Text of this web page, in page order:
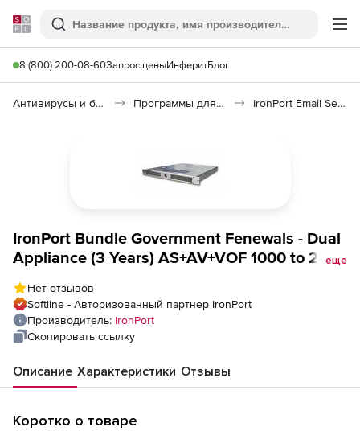
Softline
Поиск
8 (800) 200-08-60Запрос ценыИнферитБлог
Антивирусы и безопасность Программы для защиты информации IronPort Email Security
IronPort Bundle Government Fenewals - Dual
Appliance (3 Years) AS+AV+VOF 1000 to 2000
Dual Appliance (3 Years) AS+AV+VOF 1000 to
2000 Mailboxes
еще
Нет отзывов
Softline - Авторизованный партнер IronPort
Производитель: IronPort
Скопировать ссылку
Описание Характеристики Отзывы
Коротко о товаре